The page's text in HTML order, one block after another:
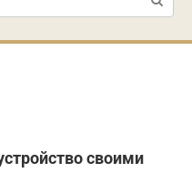
своими